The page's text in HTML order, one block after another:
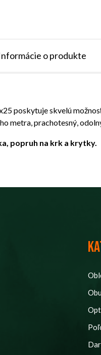
o produkte
poskytuje skvelú
metra, prachotesný,
popruh na krk a krytky.